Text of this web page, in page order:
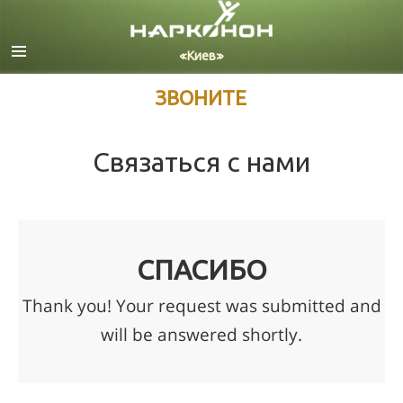
Русский
ЗВОНИТЕ
Связаться с нами
СПАСИБО
Thank you! Your request was submitted and
will be answered shortly.